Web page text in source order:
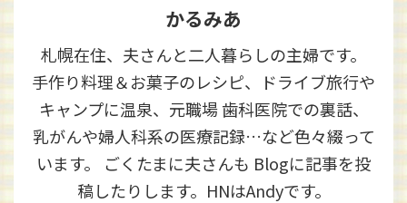
かるみあ
札幌在住、夫さんと二人暮らしの主婦です。
手作り料理＆お菓子のレシピ、ドライブ旅行や
キャンプに温泉、元職場 歯科医院での裏話、
乳がんや婦人科系の医療記録…など色々綴って
います。 ごくたまに夫さんも Blogに記事を投
稿したりします。HNはAndyです。